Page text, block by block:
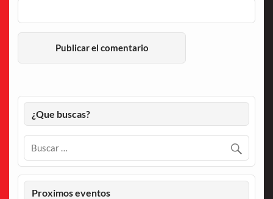
¿Que buscas?
Proximos eventos